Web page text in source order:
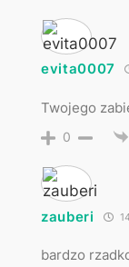
evita0007
Twojego
0
zauberi
bardzo